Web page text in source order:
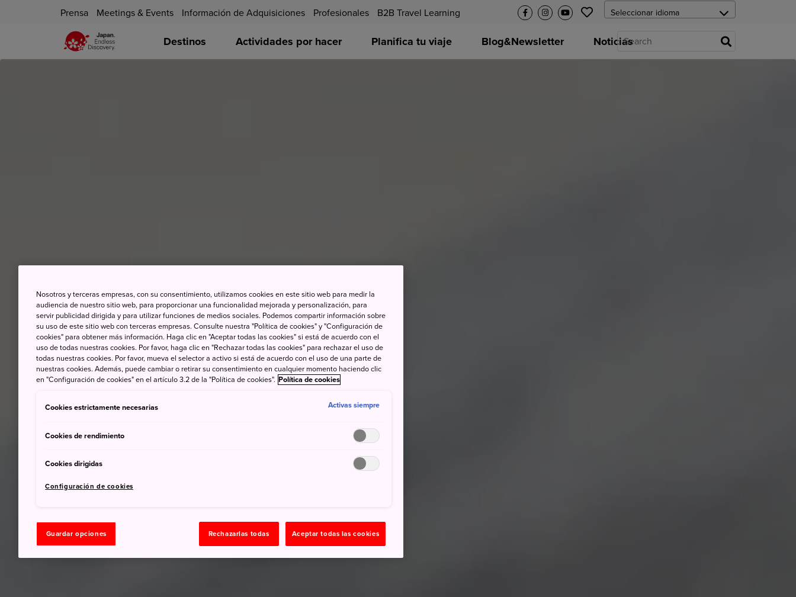
Prensa Meetings & Events Información de Adquisiciones Profesionales B2B Travel Learning
Destinos Actividades por hacer Planifica tu viaje Blog&Newsletter Noticias
Nosotros y terceras empresas, con su consentimiento, utilizamos cookies en este sitio web para medir la
audiencia de nuestro sitio web, para proporcionar una funcionalidad mejorada y personalización, para
servir publicidad dirigida y para utilizar funciones de medios sociales. Podemos compartir información sobre
su uso de este sitio web con terceras empresas. Consulte nuestra "Política de cookies" y "Configuración de
cookies" para obtener más información. Haga clic en "Aceptar todas las cookies" si está de acuerdo con el
uso de todas nuestras cookies. Por favor, haga clic en "Rechazar todas las cookies" para rechazar el uso de
todas nuestras cookies. Por favor, mueva el selector a activo si está de acuerdo con el uso de una parte de
nuestras cookies. Además, puede cambiar o retirar su consentimiento en cualquier momento haciendo clic
en "Configuración de cookies" en el artículo 3.2 de la "Política de cookies". Política de cookies
Cookies estrictamente necesarias Activas siempre
Cookies de rendimiento
Cookies dirigidas
Configuración de cookies
Guardar opciones Rechazarlas todas Aceptar todas las cookies